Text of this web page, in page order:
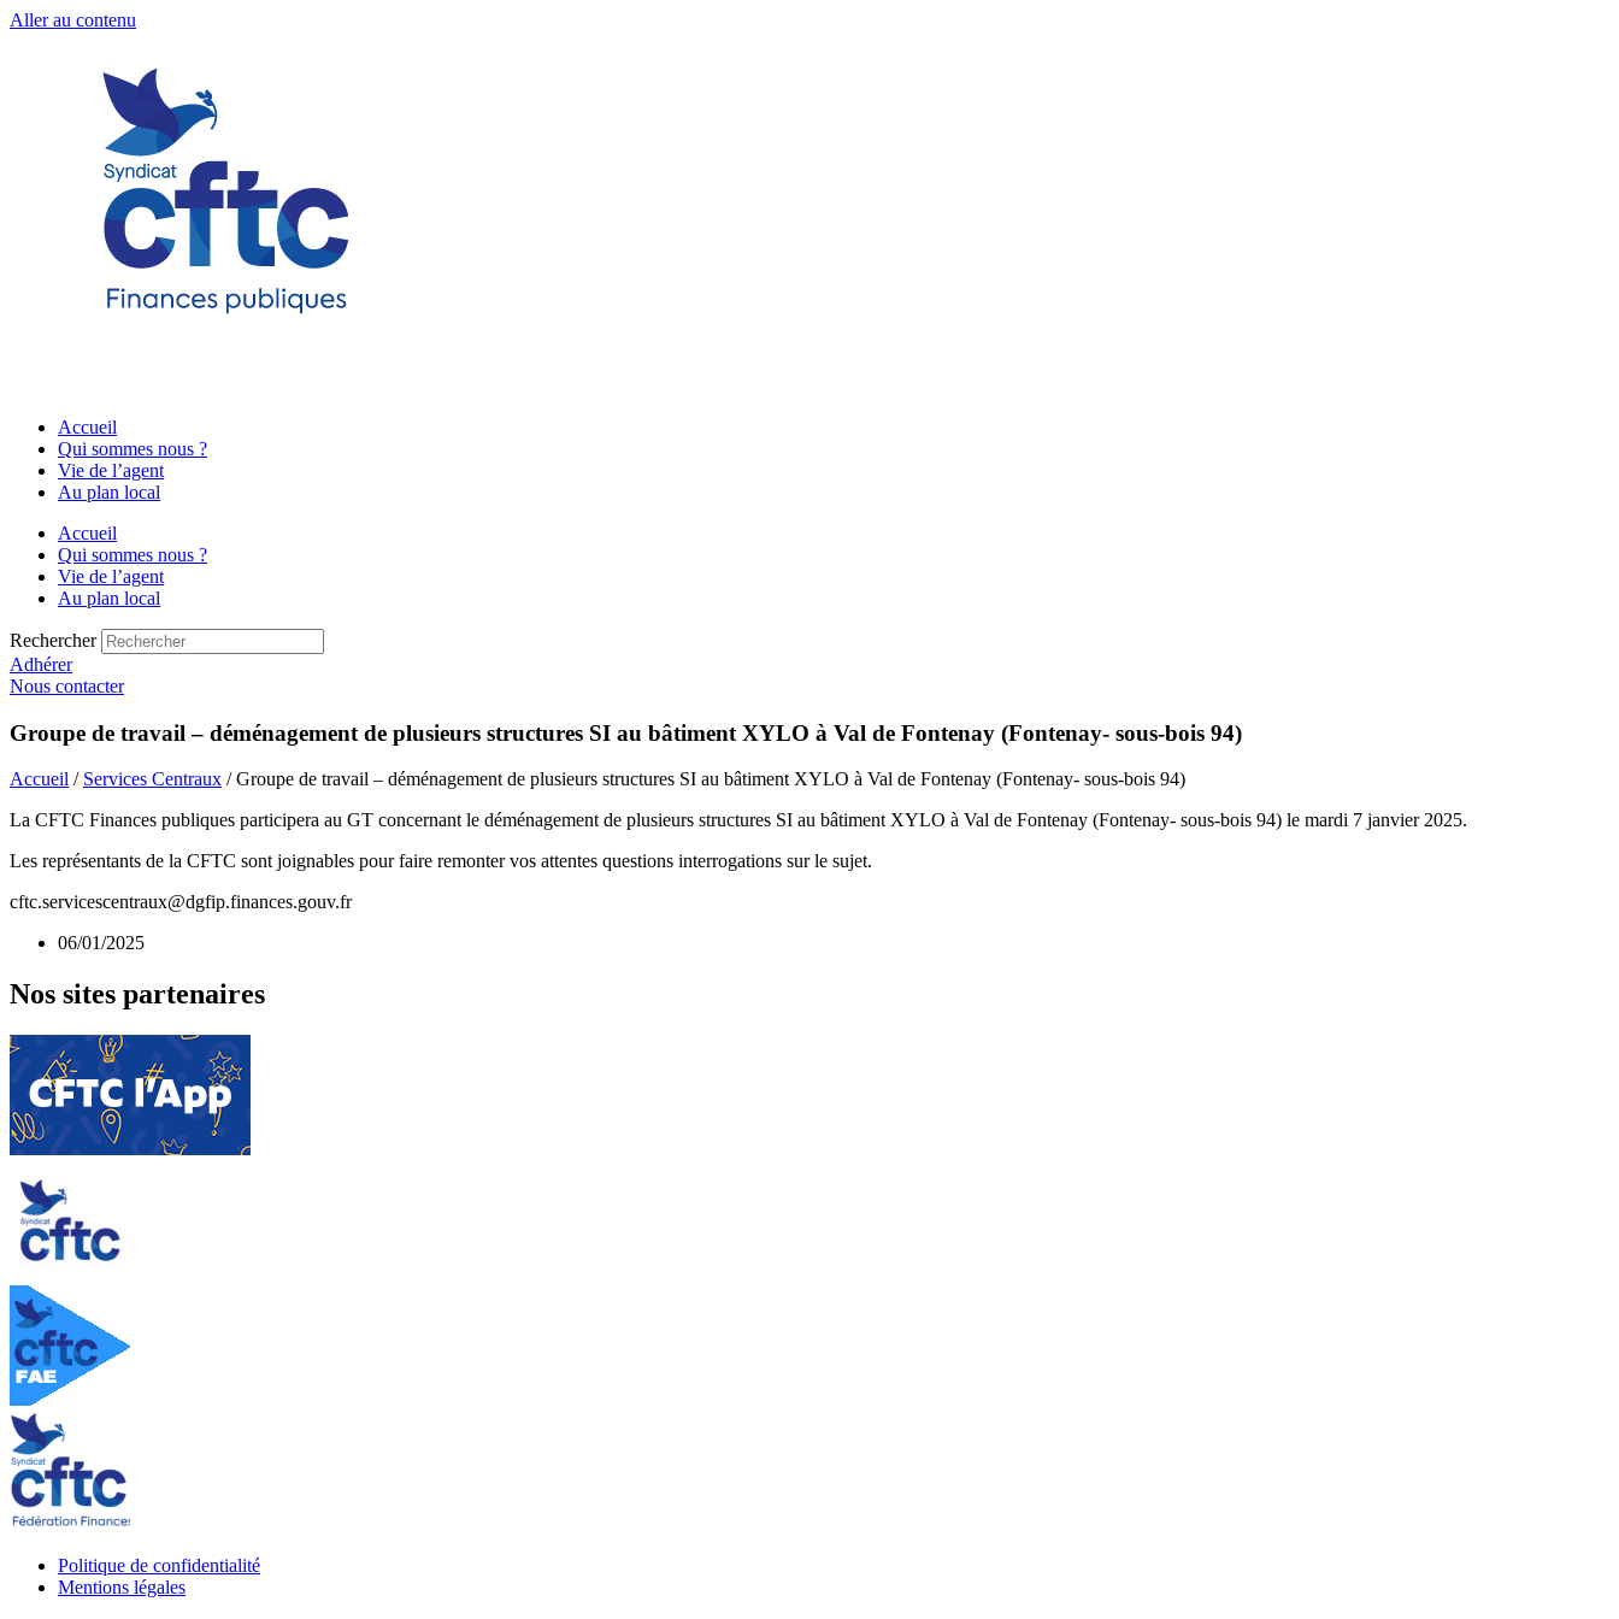
Aller au contenu
Accueil
Qui sommes nous ?
Vie de l’agent
Au plan local
Accueil
Qui sommes nous ?
Vie de l’agent
Au plan local
Rechercher
Adhérer
Nous contacter
Groupe de travail – déménagement de plusieurs structures SI au bâtiment XYLO à Val de Fontenay (Fontenay- sous-bois 94)
Accueil / Services Centraux / Groupe de travail – déménagement de plusieurs structures SI au bâtiment XYLO à Val de Fontenay (Fontenay- sous-bois 94)
La CFTC Finances publiques participera au GT concernant le déménagement de plusieurs structures SI au bâtiment XYLO à Val de Fontenay (Fontenay- sous-bois 94) le mardi 7 janvier 2025.
Les représentants de la CFTC sont joignables pour faire remonter vos attentes questions interrogations sur le sujet.
cftc.servicescentraux@dgfip.finances.gouv.fr
06/01/2025
Nos sites partenaires
Politique de confidentialité
Mentions légales